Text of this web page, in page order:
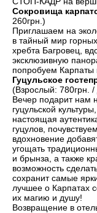
Сокровища
260грн.)
Приглашаем на
в тайный мир
хребта Багровец,
эксклюзивную
попробуем Карпаты
Гуцульское
(Взрослый: 780грн. /
Вечер подарит нам
гуцульской
настоящая
гуцулов,
вдохновение
угощать
и брынза, а также
возможность
сохранит самые
лучшее о Карпатах
их магию и душу!
Возвращение в